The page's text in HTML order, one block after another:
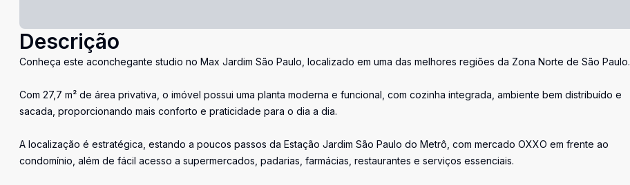
Descrição
Conheça este aconchegante studio no Max Jardim São Paulo, localizado em uma das melhores regiões da Zona Norte de São Paulo.
Com 27,7 m² de área privativa, o imóvel possui uma planta moderna e funcional, com cozinha integrada, ambiente bem distribuído e
sacada, proporcionando mais conforto e praticidade para o dia a dia.
A localização é estratégica, estando a poucos passos da Estação Jardim São Paulo do Metrô, com mercado OXXO em frente ao
condomínio, além de fácil acesso a supermercados, padarias, farmácias, restaurantes e serviços essenciais.